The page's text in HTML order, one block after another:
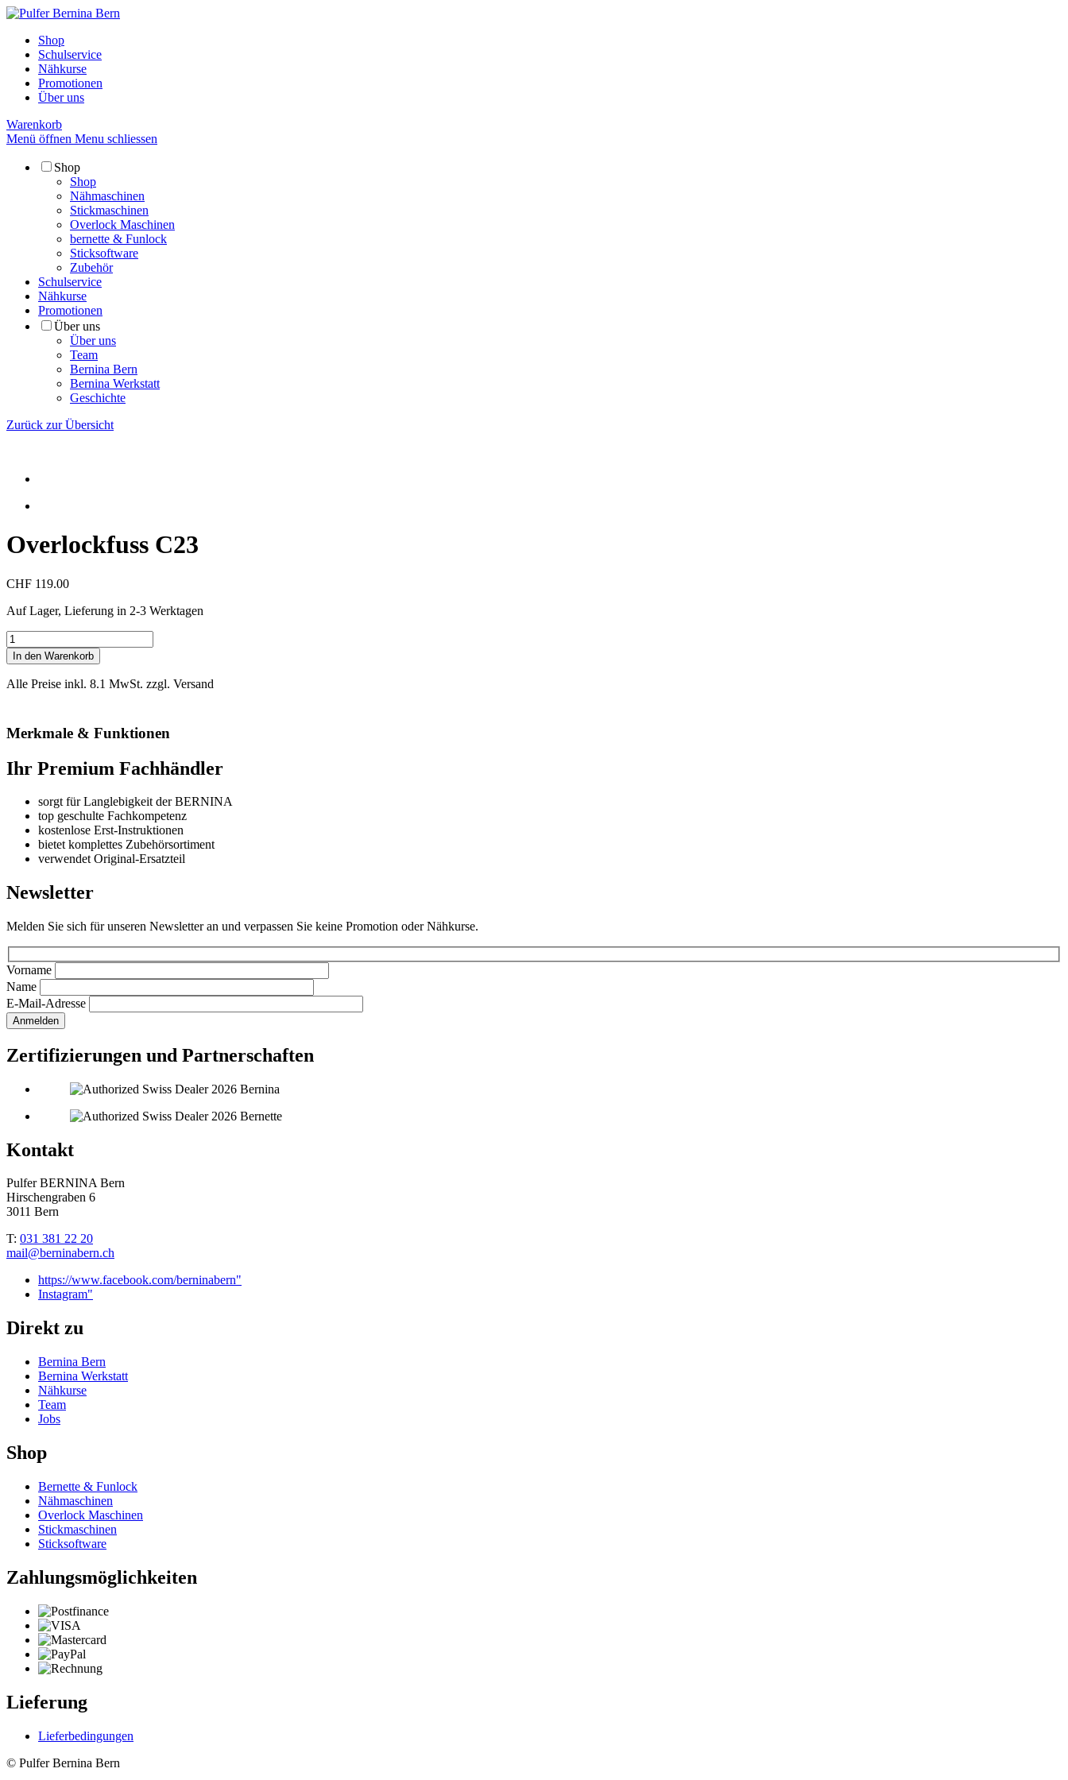
Shop
Schulservice
Nähkurse
Promotionen
Über uns
Warenkorb
Menü öffnen Menu schliessen
Shop
Shop
Nähmaschinen
Stickmaschinen
Overlock Maschinen
bernette & Funlock
Sticksoftware
Zubehör
Schulservice
Nähkurse
Promotionen
Über uns
Über uns
Team
Bernina Bern
Bernina Werkstatt
Geschichte
Zurück zur Übersicht
Overlockfuss C23
CHF 119.00
Auf Lager, Lieferung in 2-3 Werktagen
Overlockfuss
C23
Menge
In den Warenkorb
Alle Preise inkl. 8.1 MwSt. zzgl. Versand
Merkmale & Funktionen
Ihr Premium Fachhändler
sorgt für Langlebigkeit der BERNINA
top geschulte Fachkompetenz
kostenlose Erst-Instruktionen
bietet komplettes Zubehörsortiment
verwendet Original-Ersatzteil
Newsletter
Melden Sie sich für unseren Newsletter an und verpassen Sie keine Promotion oder Nähkurse.
Vorname
Name
E-Mail-Adresse
Zertifizierungen und Partnerschaften
Kontakt
Pulfer BERNINA Bern
Hirschengraben 6
3011 Bern
T: 031 381 22 20
mail@berninabern.ch
https://www.facebook.com/berninabern"
Instagram"
Direkt zu
Bernina Bern
Bernina Werkstatt
Nähkurse
Team
Jobs
Shop
Bernette & Funlock
Nähmaschinen
Overlock Maschinen
Stickmaschinen
Sticksoftware
Zahlungsmöglichkeiten
Lieferung
Lieferbedingungen
© Pulfer Bernina Bern